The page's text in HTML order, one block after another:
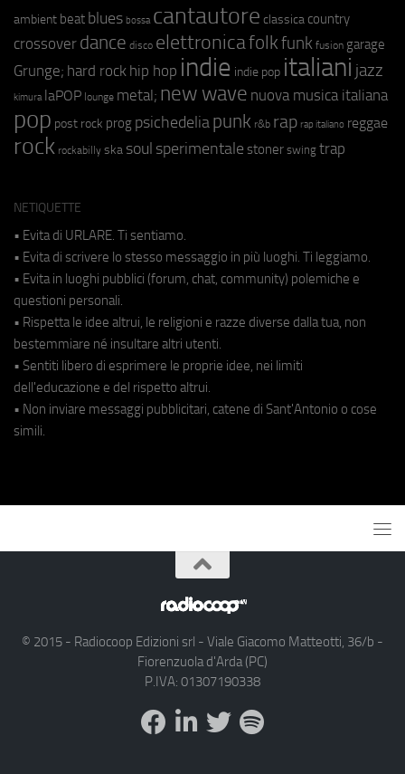
ambient beat blues bossa cantautore classica country
crossover dance disco elettronicafolkfunk fusion garage
Grunge; hard rock hip hop indie indie pop italiani jazz
kimura laPOP lounge metal; new wave nuova musica italiana
pop post rock prog psichedeliapunk r&b rap rap italiano reggae
rock rockabilly ska soul sperimentale stoner swing trap
NETIQUETTE
• Evita di URLARE. Ti sentiamo.
• Evita di scrivere lo stesso messaggio in più luoghi. Ti leggiamo.
• Evita in luoghi pubblici (forum, chat, community) polemiche e
questioni personali.
• Rispetta le idee altrui, le religioni e razze diverse dalla tua, non
bestemmiare né insultare altri utenti.
• Sentiti libero di esprimere le proprie idee, nei limiti
dell'educazione e del rispetto altrui.
• Non inviare messaggi pubblicitari, catene di Sant'Antonio o cose
simili.
© 2015 - Radiocoop Edizioni srl - Viale Giacomo Matteotti, 36/b -
Fiorenzuola d'Arda (PC)
P.IVA: 01307190338